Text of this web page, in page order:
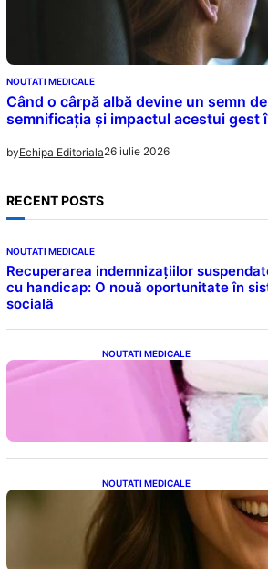
NOUTATI MEDICALE
Când o cârpă albă devine un semn
semnificația și impactul acestui gest
byEchipa Editoriala26 iulie 2026
RECENT POSTS
NOUTATI MEDICALE
Recuperarea indemnizațiilor
cu handicap: O nouă oportunitate în
socială
NOUTATI MEDICALE
Tampoanele
a riscurilor legate de
NOUTATI MEDICALE
Ceaiul – Băutura care
Descoperiri recente
consumului zilnic